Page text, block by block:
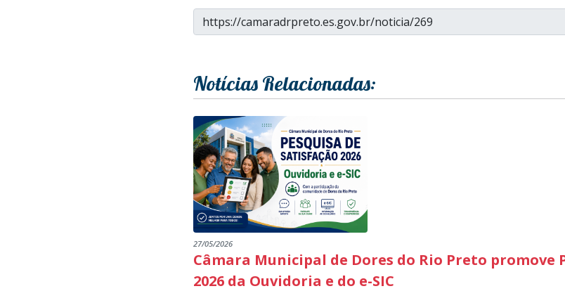
Notícias Relacionadas:
27/05/2026
Câmara Municipal de Dores do Rio Preto promove
2026 da Ouvidoria e do e-SIC